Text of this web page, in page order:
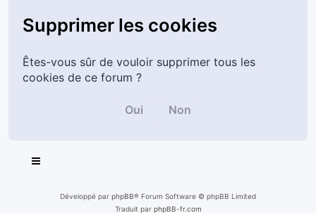
Supprimer les cookies
Êtes-vous sûr de vouloir supprimer tous les
cookies de ce forum ?
Développé par phpBB® Forum Software © phpBB Limited
Traduit par phpBB-fr.com